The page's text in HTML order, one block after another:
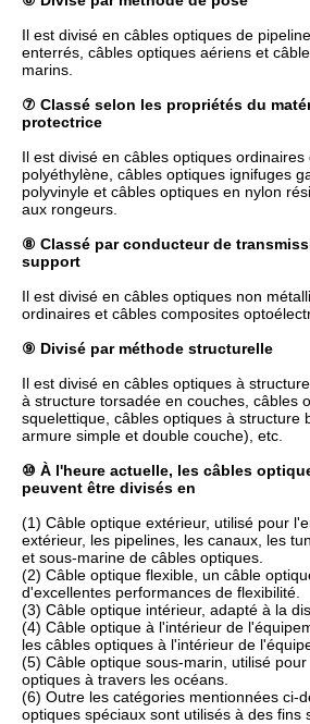
Il est divisé en câbles optiques de
enterrés, câbles optiques aériens et
marins.
⑦ Classé selon les propriétés du
protectrice
Il est divisé en câbles optiques ordinaires
polyéthylène, câbles optiques ignifuges
polyvinyle et câbles optiques en nylon
aux rongeurs.
⑧ Classé par conducteur de
support
Il est divisé en câbles optiques non
ordinaires et câbles composites
⑨ Divisé par méthode structurelle
Il est divisé en câbles optiques à
à structure torsadée en couches, câbles
squelettique, câbles optiques à structure
armure simple et double couche), etc.
⑩ À l'heure actuelle, les câbles
peuvent être divisés en
(1) Câble optique extérieur, utilisé pour
extérieur, les pipelines, les canaux, les
et sous-marine de câbles optiques.
(2) Câble optique flexible, un câble
d'excellentes performances de flexibilité.
(3) Câble optique intérieur, adapté à la
(4) Câble optique à l'intérieur de
les câbles optiques à l'intérieur de
(5) Câble optique sous-marin, utilisé
optiques à travers les océans.
(6) Outre les catégories mentionnées ci-
optiques spéciaux sont utilisés à des fins